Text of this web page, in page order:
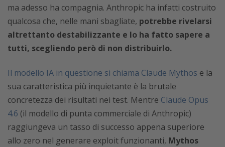
ma adesso ha compagnia. Anthropic ha infatti costruito
qualcosa che, nelle mani sbagliate, potrebbe rivelarsi
altrettanto destabilizzante e lo ha fatto sapere a
tutti, scegliendo però di non distribuirlo.
Il modello IA in questione si chiama Claude Mythos e la
sua caratteristica più inquietante è la brutale
concretezza dei risultati nei test. Mentre Claude Opus
4.6 (il modello di punta commerciale di Anthropic)
raggiungeva un tasso di successo appena superiore
allo zero nel generare exploit funzionanti, Mythos